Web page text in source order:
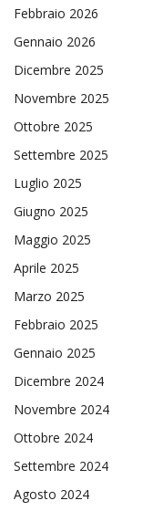
Febbraio 2026
Gennaio 2026
Dicembre 2025
Novembre 2025
Ottobre 2025
Settembre 2025
Luglio 2025
Giugno 2025
Maggio 2025
Aprile 2025
Marzo 2025
Febbraio 2025
Gennaio 2025
Dicembre 2024
Novembre 2024
Ottobre 2024
Settembre 2024
Agosto 2024